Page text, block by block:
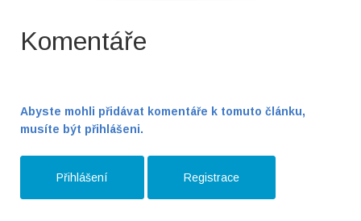
Komentáře
Abyste mohli přidávat komentáře k tomuto článku,
musíte být přihlášeni.
Přihlášení Registrace